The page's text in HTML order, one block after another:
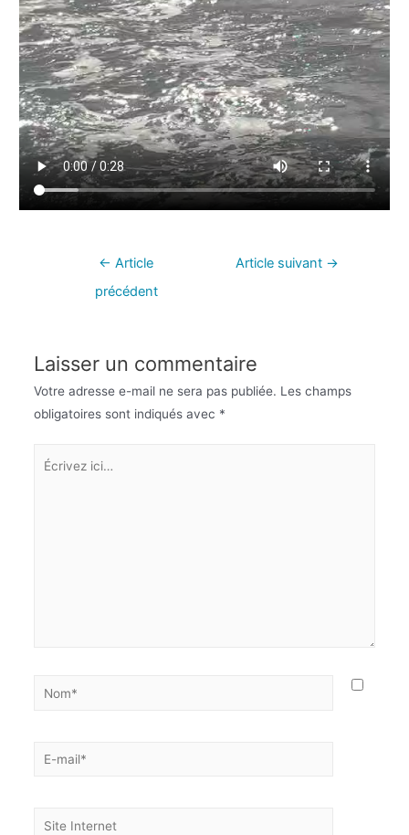
← Article
précédent
Article suivant →
Laisser un commentaire
Votre adresse e-mail ne sera pas publiée. Les champs
obligatoires sont indiqués avec *